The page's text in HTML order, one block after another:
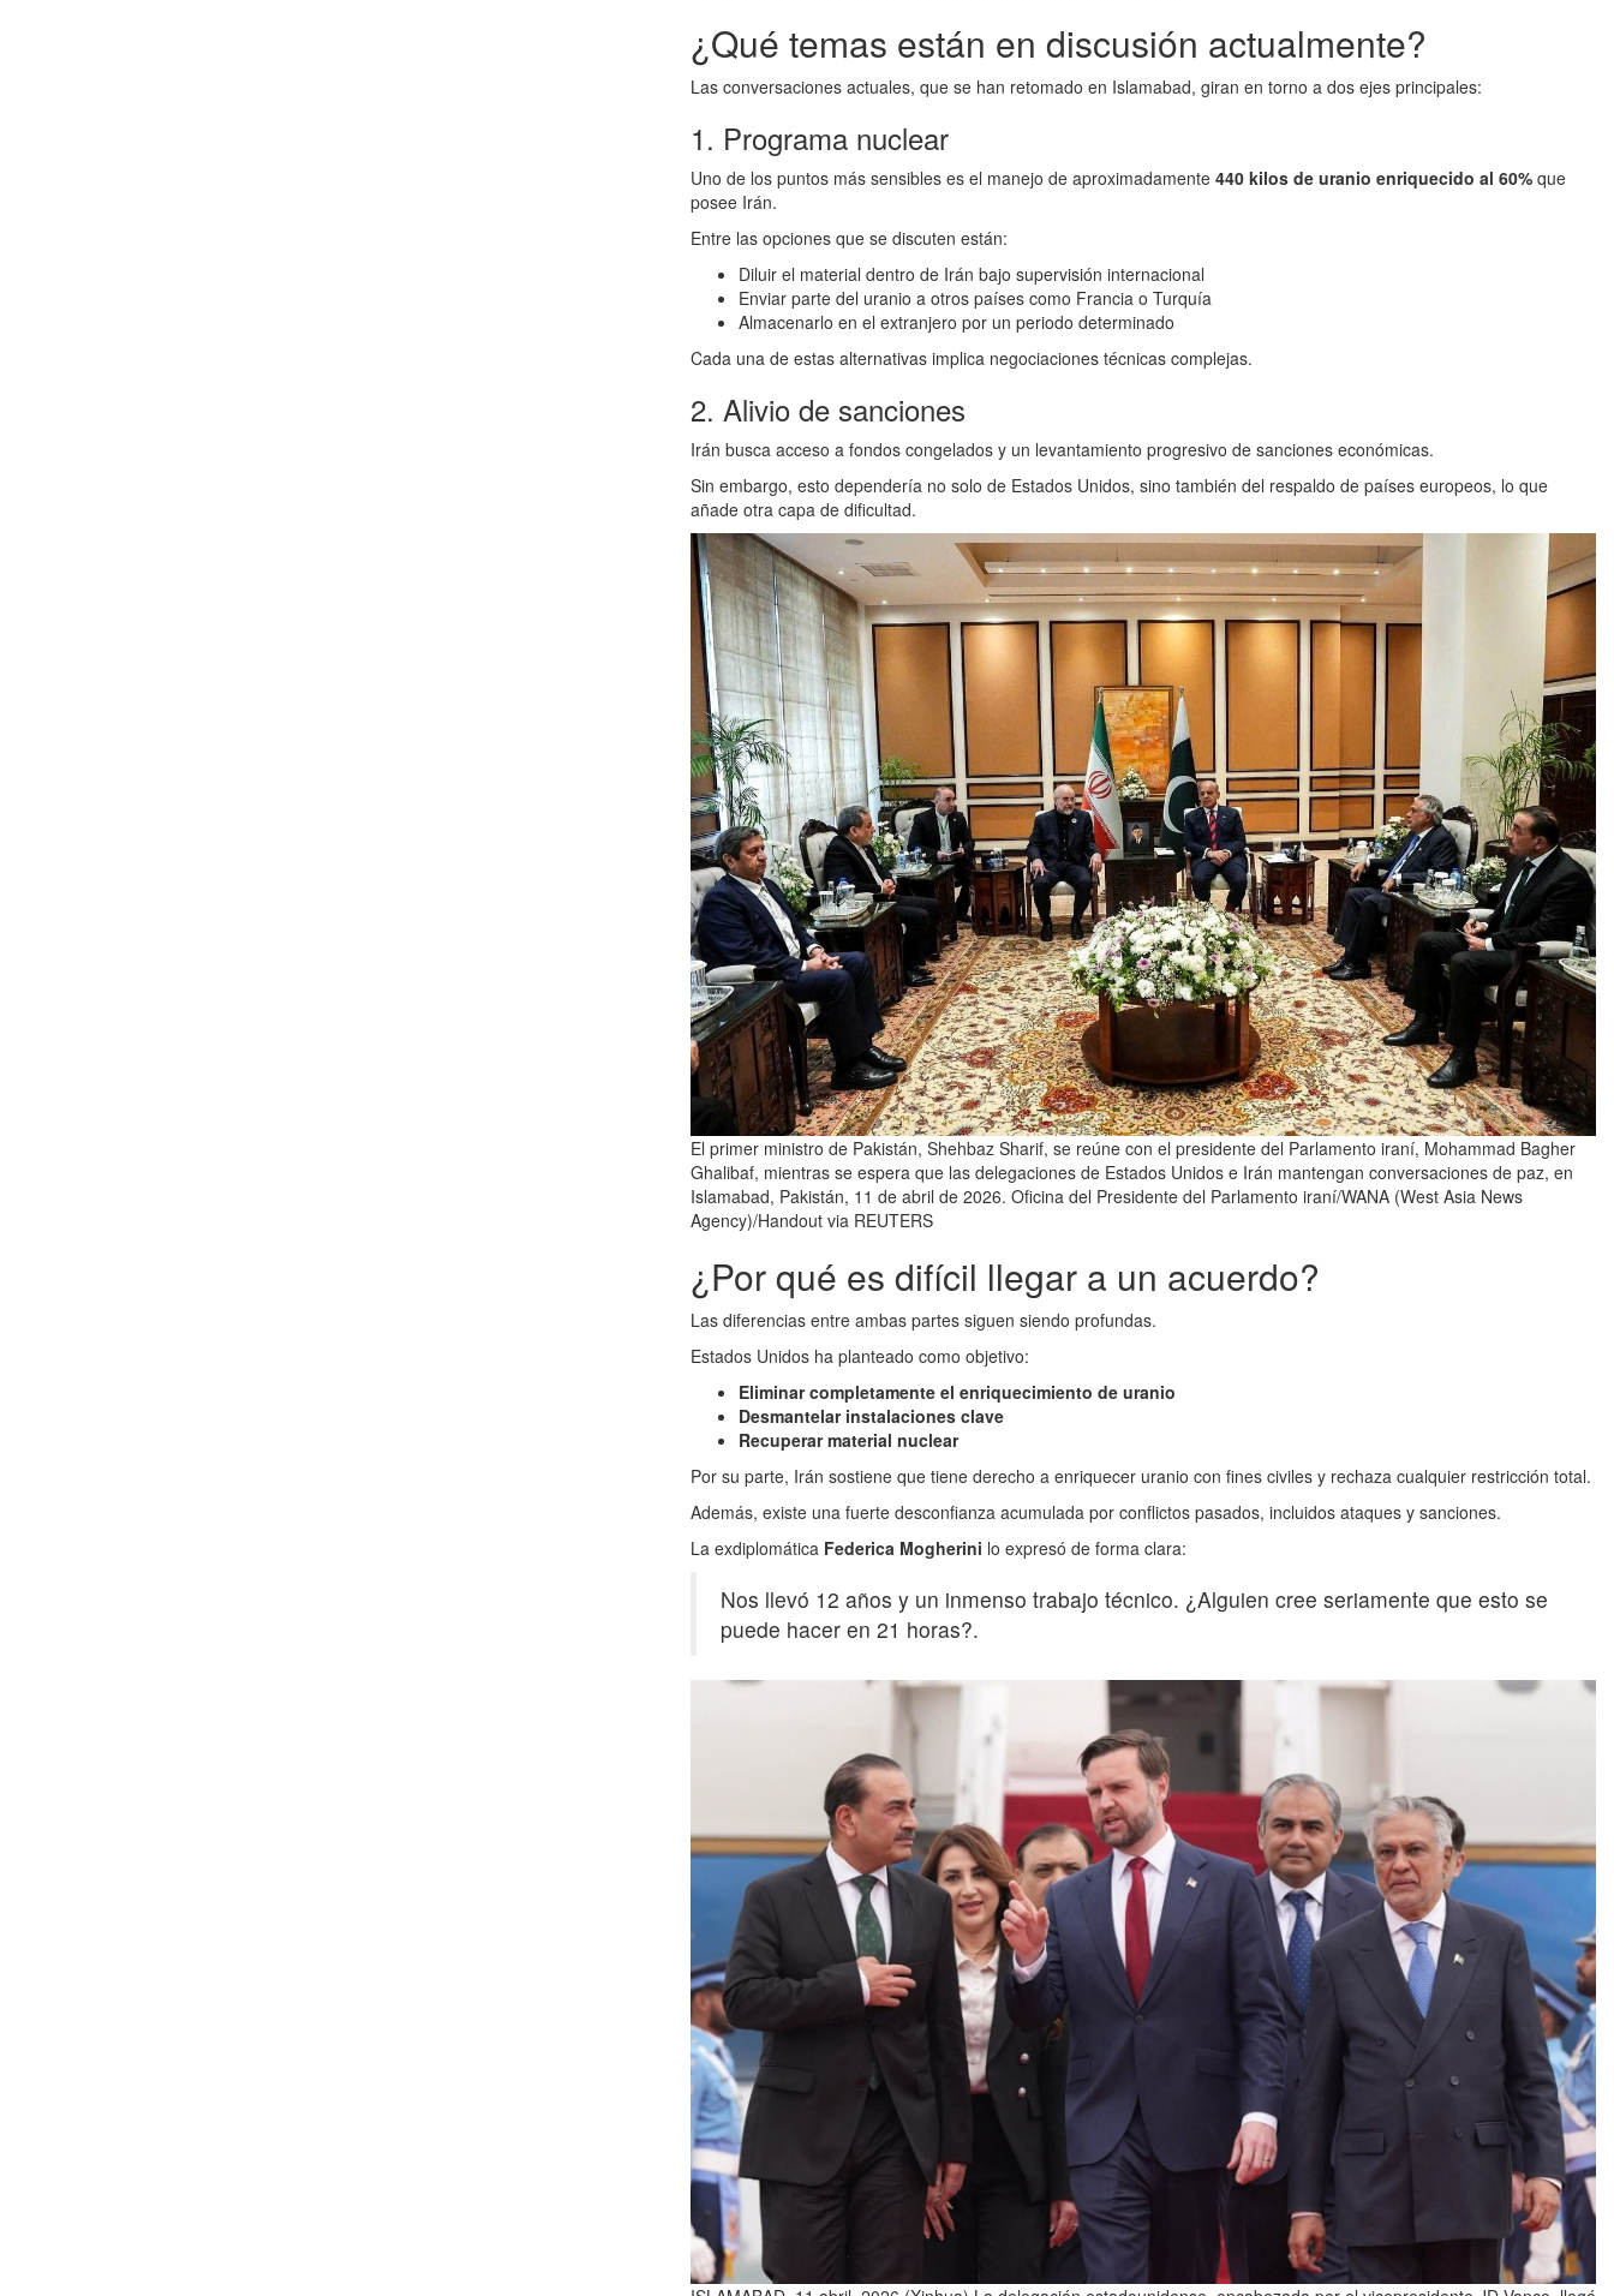
¿Qué temas están en discusión actualmente?
Las conversaciones actuales, que se han retomado en Islamabad, giran en torno a dos ejes principales:
1. Programa nuclear
Uno de los puntos más sensibles es el manejo de aproximadamente 440 kilos de uranio enriquecido al 60% que
posee Irán.
Entre las opciones que se discuten están:
Diluir el material dentro de Irán bajo supervisión internacional
Enviar parte del uranio a otros países como Francia o Turquía
Almacenarlo en el extranjero por un periodo determinado
Cada una de estas alternativas implica negociaciones técnicas complejas.
2. Alivio de sanciones
Irán busca acceso a fondos congelados y un levantamiento progresivo de sanciones económicas.
Sin embargo, esto dependería no solo de Estados Unidos, sino también del respaldo de países europeos, lo que
añade otra capa de dificultad.
El primer ministro de Pakistán, Shehbaz Sharif, se reúne con el presidente del Parlamento iraní, Mohammad Bagher
Ghalibaf, mientras se espera que las delegaciones de Estados Unidos e Irán mantengan conversaciones de paz, en
Islamabad, Pakistán, 11 de abril de 2026. Oficina del Presidente del Parlamento iraní/WANA (West Asia News
Agency)/Handout via REUTERS
¿Por qué es difícil llegar a un acuerdo?
Las diferencias entre ambas partes siguen siendo profundas.
Estados Unidos ha planteado como objetivo:
Eliminar completamente el enriquecimiento de uranio
Desmantelar instalaciones clave
Recuperar material nuclear
Por su parte, Irán sostiene que tiene derecho a enriquecer uranio con fines civiles y rechaza cualquier restricción total.
Además, existe una fuerte desconfianza acumulada por conflictos pasados, incluidos ataques y sanciones.
La exdiplomática Federica Mogherini lo expresó de forma clara:
Nos llevó 12 años y un inmenso trabajo técnico. ¿Alguien cree seriamente que esto se
puede hacer en 21 horas?.